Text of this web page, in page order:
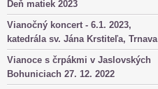
Deň matiek 2023
Vianočný koncert - 6.1. 2023,
katedrála sv. Jána Krstiteľa, Trnava
Vianoce s črpákmi v Jaslovských
Bohuniciach 27. 12. 2022